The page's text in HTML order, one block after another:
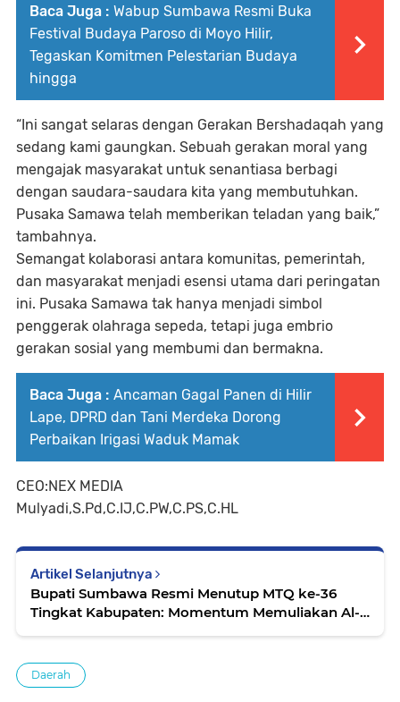
Baca Juga : Wabup Sumbawa Resmi Buka
Festival Budaya Paroso di Moyo Hilir,
Tegaskan Komitmen Pelestarian Budaya
hingga
“Ini sangat selaras dengan Gerakan Bershadaqah yang
sedang kami gaungkan. Sebuah gerakan moral yang
mengajak masyarakat untuk senantiasa berbagi
dengan saudara-saudara kita yang membutuhkan.
Pusaka Samawa telah memberikan teladan yang baik,”
tambahnya.
Semangat kolaborasi antara komunitas, pemerintah,
dan masyarakat menjadi esensi utama dari peringatan
ini. Pusaka Samawa tak hanya menjadi simbol
penggerak olahraga sepeda, tetapi juga embrio
gerakan sosial yang membumi dan bermakna.
Baca Juga : Ancaman Gagal Panen di Hilir
Lape, DPRD dan Tani Merdeka Dorong
Perbaikan Irigasi Waduk Mamak
CEO:NEX MEDIA
Mulyadi,S.Pd,C.IJ,C.PW,C.PS,C.HL
Artikel Selanjutnya
Bupati Sumbawa Resmi Menutup MTQ ke-36
Tingkat Kabupaten: Momentum Memuliakan Al-
Daerah